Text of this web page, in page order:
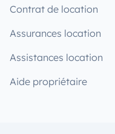
Contrat de location
Assurances location
Assistances location
Aide propriétaire